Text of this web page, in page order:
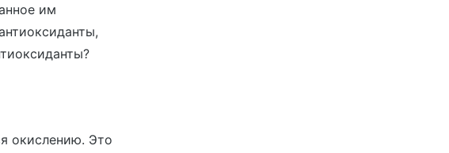
им
окислению. Это